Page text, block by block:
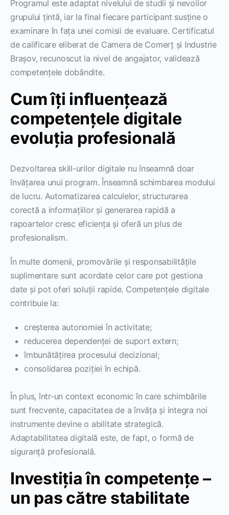
Programul este adaptat nivelului de studii și nevoilor
grupului țintă, iar la final fiecare participant susține o
examinare în fața unei comisii de evaluare. Certificatul
de calificare eliberat de Camera de Comerț și Industrie
Brașov, recunoscut la nivel de angajator, validează
competențele dobândite.
Cum îți influențează
competențele digitale
evoluția profesională
Dezvoltarea skill-urilor digitale nu înseamnă doar
învățarea unui program. Înseamnă schimbarea modului
de lucru. Automatizarea calculelor, structurarea
corectă a informațiilor și generarea rapidă a
rapoartelor cresc eficiența și oferă un plus de
profesionalism.
În multe domenii, promovările și responsabilitățile
suplimentare sunt acordate celor care pot gestiona
date și pot oferi soluții rapide. Competențele digitale
contribuie la:
creșterea autonomiei în activitate;
reducerea dependenței de suport extern;
îmbunătățirea procesului decizional;
consolidarea poziției în echipă.
În plus, într-un context economic în care schimbările
sunt frecvente, capacitatea de a învăța și integra noi
instrumente devine o abilitate strategică.
Adaptabilitatea digitală este, de fapt, o formă de
siguranță profesională.
Investiția în competențe –
un pas către stabilitate